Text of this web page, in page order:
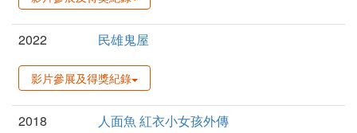
2022 民雄鬼屋
影片參展及得獎紀錄
2018 人面魚 紅衣小女孩外傳